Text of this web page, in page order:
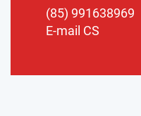
(85) 991638969
E-mail CS